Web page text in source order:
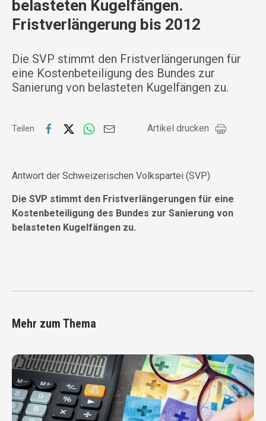
belasteten Kugelfängen.
Fristverlängerung bis 2012
Die SVP stimmt den Fristverlängerungen für
eine Kostenbeteiligung des Bundes zur
Sanierung von belasteten Kugelfängen zu.
Teilen Artikel drucken
Antwort der Schweizerischen Volkspartei (SVP)
Die SVP stimmt den Fristverlängerungen für eine
Kostenbeteiligung des Bundes zur Sanierung von
belasteten Kugelfängen zu.
Mehr zum Thema